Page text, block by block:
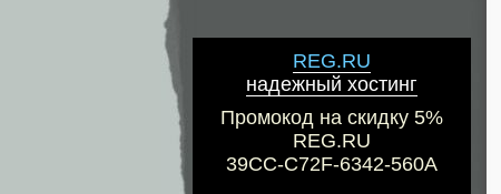
REG.RU
надежный хостинг
Промокод на скидку 5%
REG.RU
39CC-C72F-6342-560A